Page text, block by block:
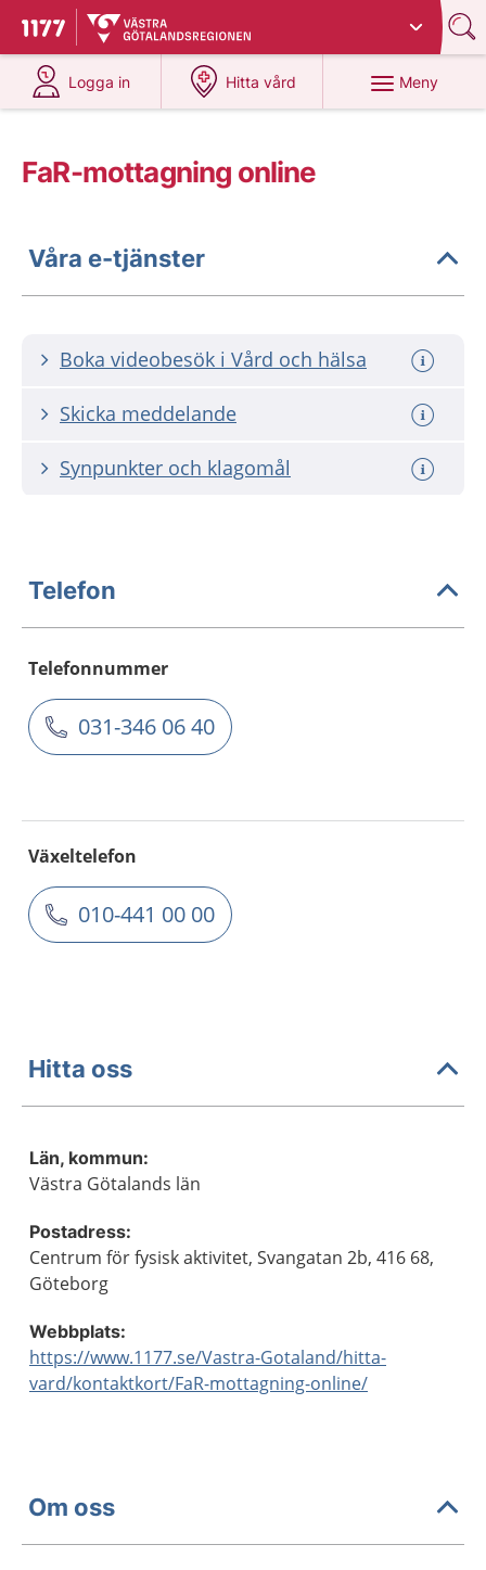
Till startsidan för 1177
Du har valt region
Logga in
på 1177.se
Hitta vård
på 1177.se
Meny
FaR-mottagning online
Våra e-tjänster
Boka videobesök i Vård och hälsa
Skicka meddelande
Synpunkter och klagomål
Telefon
Telefonnummer
031-346 06 40
Växeltelefon
010-441 00 00
Hitta oss
Län, kommun:
Västra Götalands län
Postadress:
Centrum för fysisk aktivitet, Svangatan 2b, 416 68,
Göteborg
Webbplats:
https://www.1177.se/Vastra-Gotaland/hitta-
vard/kontaktkort/FaR-mottagning-online/
Om oss